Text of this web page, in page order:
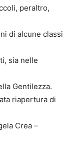
peraltro,
di alcune classi
sia nelle
Gentilezza.
riapertura di
Crea –